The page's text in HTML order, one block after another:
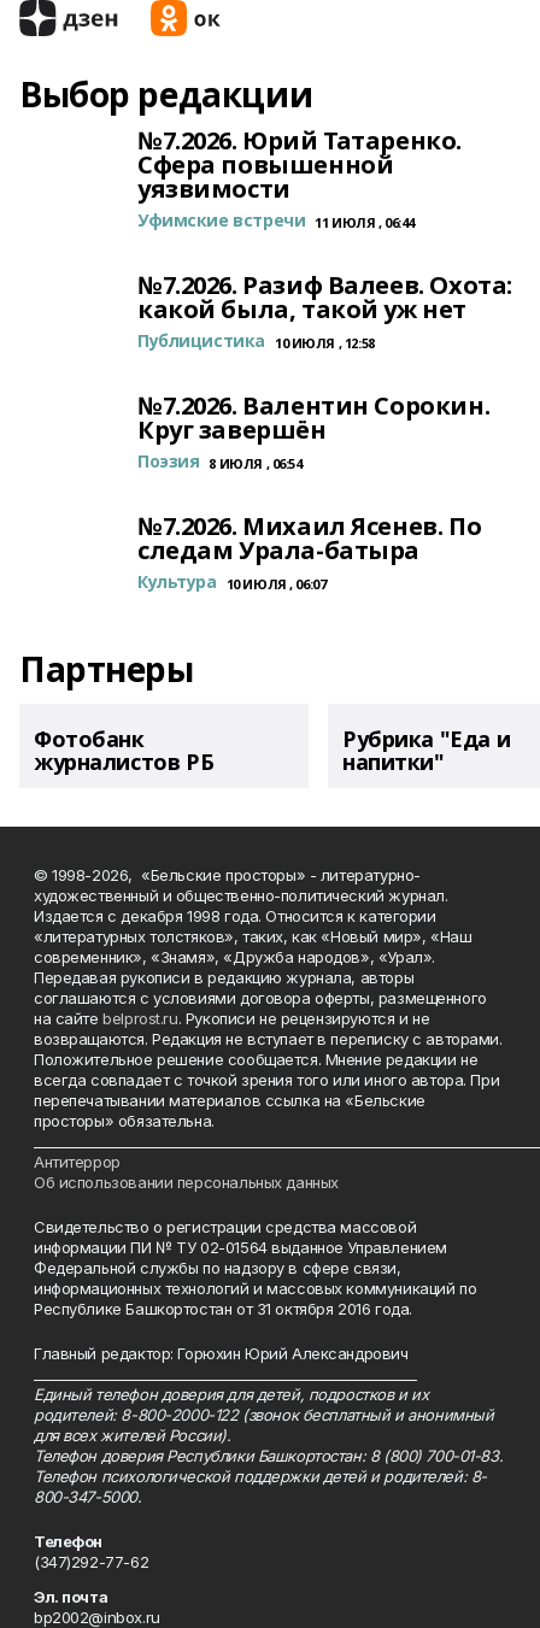
Выбор редакции
№7.2026. Юрий Татаренко.
Сфера повышенной
уязвимости
Уфимские встречи 11 ИЮЛЯ , 06:44
№7.2026. Разиф Валеев. Охота:
какой была, такой уж нет
Публицистика 10 ИЮЛЯ , 12:58
№7.2026. Валентин Сорокин.
Круг завершён
Поэзия 8 ИЮЛЯ , 06:54
№7.2026. Михаил Ясенев. По
следам Урала-батыра
Культура 10 ИЮЛЯ , 06:07
Партнеры
Фотобанк
журналистов РБ
Рубрика "Еда и
напитки"
© 1998-2026, «Бельские просторы» - литературно-
художественный и общественно-политический журнал.
Издается с декабря 1998 года. Относится к категории
«литературных толстяков», таких, как «Новый мир», «Наш
современник», «Знамя», «Дружба народов», «Урал».
Передавая рукописи в редакцию журнала, авторы
соглашаются с условиями договора оферты, размещенного
на сайтеbelprost.ru. Рукописи не рецензируются и не
возвращаются. Редакция не вступает в переписку с авторами.
Положительное решение сообщается. Мнение редакции не
всегда совпадает с точкой зрения того или иного автора. При
перепечатывании материалов ссылка на «Бельские
просторы» обязательна.
Антитеррор
Об использовании персональных данных
Свидетельство о регистрации средства массовой
информации ПИ № ТУ 02-01564 выданное Управлением
Федеральной службы по надзору в сфере связи,
информационных технологий и массовых коммуникаций по
Республике Башкортостан от 31 октября 2016 года.
Главный редактор: Горюхин Юрий Александрович
Единый телефон доверия для детей, подростков и их
родителей: 8-800-2000-122 (звонок бесплатный и анонимный
для всех жителей России).
Телефон доверия Республики Башкортостан: 8 (800) 700-01-83.
Телефон психологической поддержки детей и родителей: 8-
800-347-5000.
Телефон
(347)292-77-62
Эл. почта
bp2002@inbox.ru